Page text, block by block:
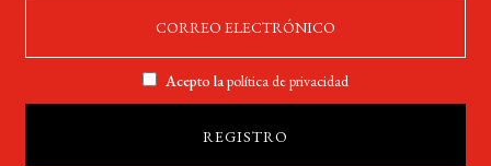
Acepto lapolítica de privacidad